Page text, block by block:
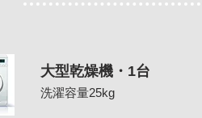
大型乾燥機・1台
洗濯容量25kg